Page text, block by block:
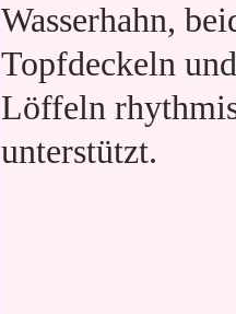
Wasserhahn,
Topfdeckeln
Löffeln
unterstützt.